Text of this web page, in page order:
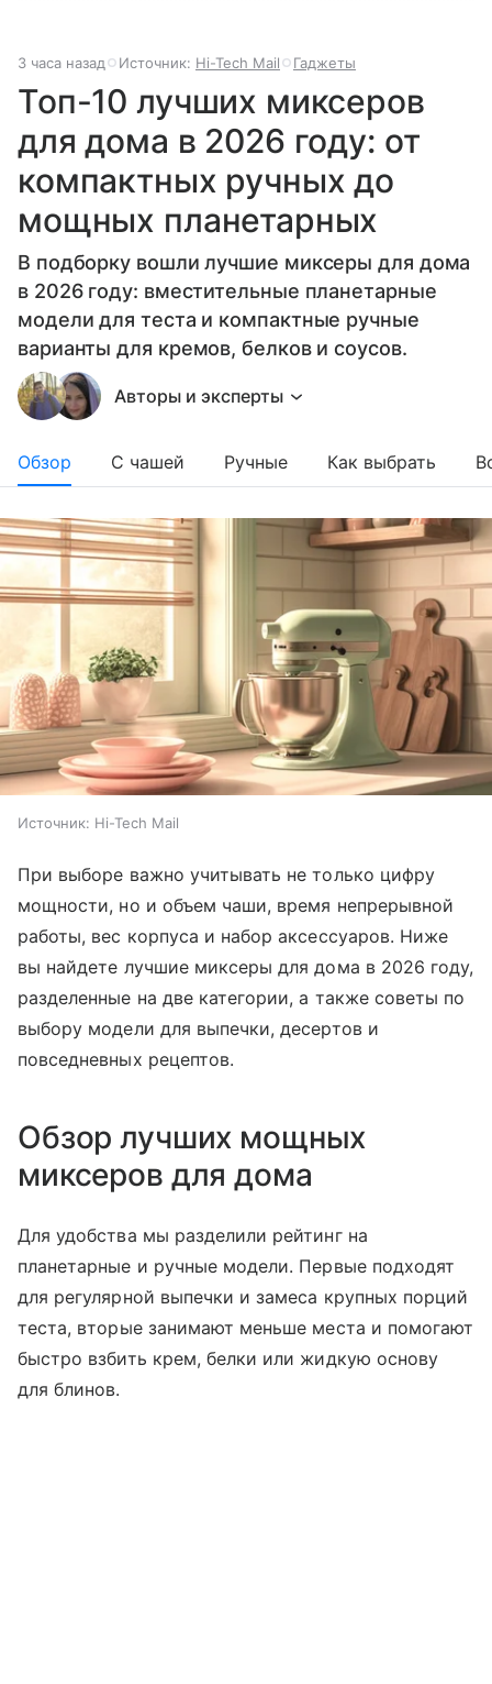
3 часа назад Источник: Hi-Tech Mail Гаджеты
Топ-10 лучших миксеров
для дома в 2026 году: от
компактных ручных до
мощных планетарных
В подборку вошли лучшие миксеры для дома
в 2026 году: вместительные планетарные
модели для теста и компактные ручные
варианты для кремов, белков и соусов.
Авторы и эксперты
Обзор С чашей Ручные Как выбрать
Источник: Hi-Tech Mail
При выборе важно учитывать не только цифру
мощности, но и объем чаши, время непрерывной
работы, вес корпуса и набор аксессуаров. Ниже
вы найдете лучшие миксеры для дома в 2026 году,
разделенные на две категории, а также советы по
выбору модели для выпечки, десертов и
повседневных рецептов.
Обзор лучших мощных
миксеров для дома
Для удобства мы разделили рейтинг на
планетарные и ручные модели. Первые подходят
для регулярной выпечки и замеса крупных порций
теста, вторые занимают меньше места и помогают
быстро взбить крем, белки или жидкую основу
для блинов.